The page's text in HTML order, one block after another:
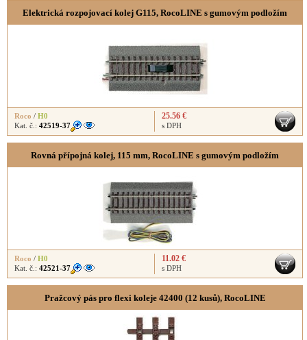
Elektrická rozpojovací kolej G115, RocoLINE s gumovým podložím
Roco / H0
Kat. č.: 42519-37
25.56 €
s DPH
Rovná přípojná kolej, 115 mm, RocoLINE s gumovým podložím
Roco / H0
Kat. č.: 42521-37
11.02 €
s DPH
Pražcový pás pro flexi koleje 42400 (12 kusů), RocoLINE